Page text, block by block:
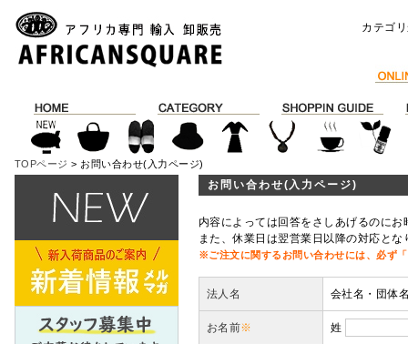
カテゴ
TOPページ > お問い合わせ(入力ページ)
お問い合わせ(入力ページ)
内容によっては回答をさしあげるのに
また、休業日は翌営業日以降の対応と
※ご注文に関するお問い合わせには、必ず
法人名 会社名・団体
お名前※ 姓